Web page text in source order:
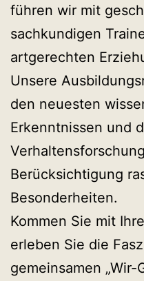
führen wir mit
sachkundigen
artgerechten
Unsere
den neuesten
Erkenntnissen und
Berücksichtigung
Besonderheiten.
Kommen Sie mit
erleben Sie die
gemeinsamen „Wir-